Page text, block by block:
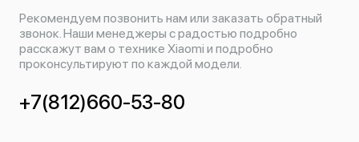
Рекомендуем позвонить нам или заказать обратный
звонок. Наши менеджеры с радостью подробно
расскажут вам о технике Xiaomi и подробно
проконсультируют по каждой модели.
+7(812)660-53-80